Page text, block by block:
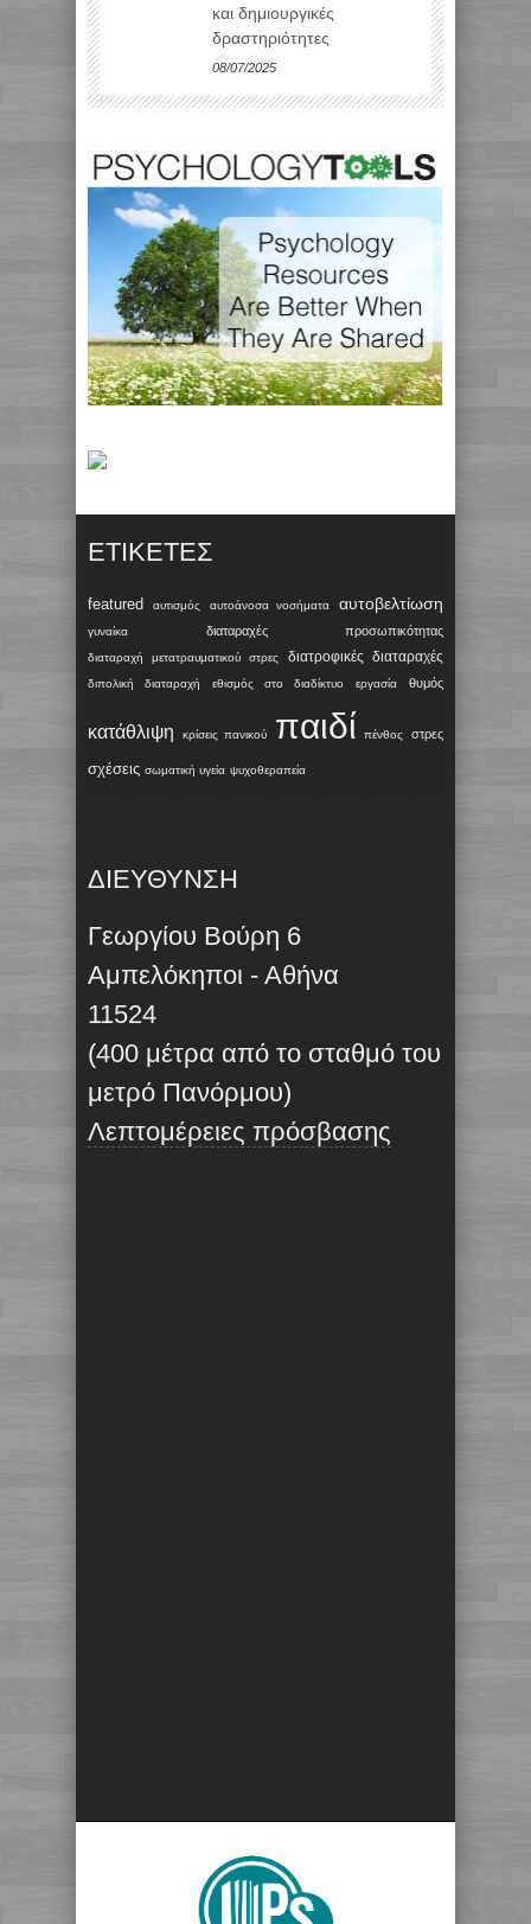
και δημιουργικές
δραστηριότητες
08/07/2025
ΕΤΙΚΈΤΕΣ
featured αυτισμός αυτοάνοσα νοσήματα αυτοβελτίωση
γυναίκα διαταραχές προσωπικότητας
διαταραχή μετατραυματικού στρες διατροφικές διαταραχές
διπολική διαταραχή εθισμός στο διαδίκτυο εργασία θυμός
κατάθλιψη κρίσεις πανικού παιδί πένθος στρες
σχέσεις σωματική υγεία ψυχοθεραπεία
ΔΙΕΥΘΥΝΣΗ
Γεωργίου Βούρη 6
Αμπελόκηποι - Αθήνα
11524
(400 μέτρα από το σταθμό του
μετρό Πανόρμου)
Λεπτομέρειες πρόσβασης